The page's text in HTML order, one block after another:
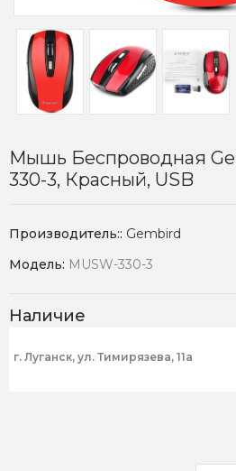
Мышь Беспроводная
330-3, Красный, USB
Производитель:: Gembird
Модель: MUSW-330-3
Наличие
г. Луганск, ул. Тимирязева, 11а